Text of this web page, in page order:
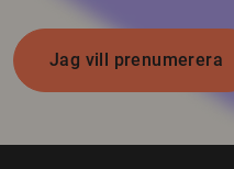
Jag vill prenumerera